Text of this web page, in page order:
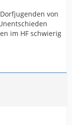
von
im HF schwierig